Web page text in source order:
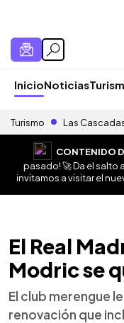
InicioNoticias
Turismo Las
CONTENIDO
pasado! 🚀 Da el salto
invitamos a visitar el
El Real
Modric se
El club merengue
renovación que